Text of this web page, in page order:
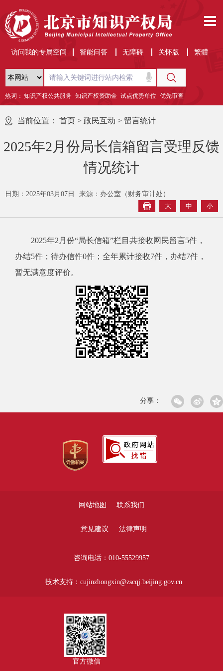
访问我的专属空间 智能问答 无障碍 关怀版 繁體
热词： 知识产权公共服务 知识产权资助金 试点优势单位 优先审查
当前位置： 首页 > 政民互动 > 留言统计
2025年2月份局长信箱留言受理反馈
情况统计
日期：2025年03月07日
来源：办公室（财务审计处）
大
中 小
2025年2月份“局长信箱”栏目共接收网民留言5件，
办结5件；待办信件0件；全年累计接收7件，办结7件，
暂无满意度评价。
分享：
网站地图 联系我们
意见建议 法律声明
咨询电话：010-55529957
技术支持：cujinzhongxin@zscqj.beijing.gov.cn
官方微信